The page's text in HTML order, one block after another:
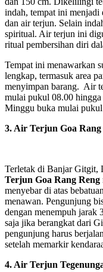
indah, tempat ini menjadi
dan air terjun. Selain
spiritual. Air terjun ini
ritual pembersihan diri
Tempat ini menawarkan
lengkap, termasuk area
menyimpan barang. Air
mulai pukul 08.00
Minggu buka mulai
3. Air Terjun Goa Rang
Terletak di Banjar Gitgit,
Terjun Goa Rang Reng
menyebar di atas
menawan. Pengunjung
dengan menempuh jarak
saja jika berangkat dari
pengunjung harus
setelah memarkir
4. Air Terjun